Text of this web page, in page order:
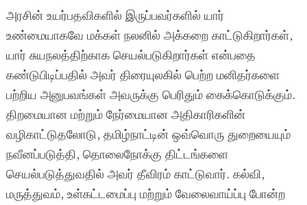
அரசின் உயர்பதவிகளில் இருப்பவர்களில் யார்
உண்மையாகவே மக்கள் நலனில் அக்கறை காட்டுகிறார்கள்,
யார் சுயநலத்திற்காக செயல்படுகிறார்கள் என்பதை
கண்டுபிடிப்பதில் அவர் திரையுலகில் பெற்ற மனிதர்களை
பற்றிய அனுபவங்கள் அவருக்கு பெரிதும் கைக்கொடுக்கும்.
திறமையான மற்றும் நேர்மையான அதிகாரிகளின்
வழிகாட்டுதலோடு, தமிழ்நாட்டின் ஒவ்வொரு துறையையும்
நவீனப்படுத்தி, தொலைநோக்கு திட்டங்களை
செயல்படுத்துவதில் அவர் தீவிரம் காட்டுவார். கல்வி,
மருத்துவம், உள்கட்டமைப்பு மற்றும் வேலைவாய்ப்பு போன்ற